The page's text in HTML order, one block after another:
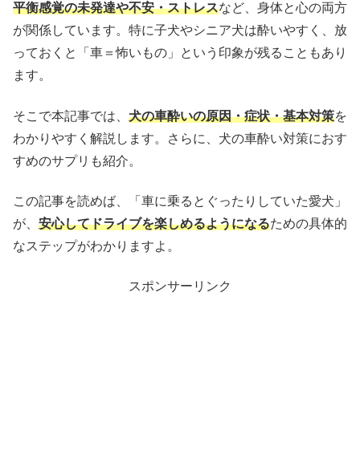
平衡感覚の未発達や不安・ストレスなど、身体と心の両方
が関係しています。特に子犬やシニア犬は酔いやすく、放
っておくと「車＝怖いもの」という印象が残ることもあり
ます。
そこで本記事では、 犬の車酔いの原因・症状・基本対策を
わかりやすく解説します。さらに、犬の車酔い対策におす
すめのサプリも紹介。
この記事を読めば、「車に乗るとぐったりしていた愛犬」
が、 安心してドライブを楽しめるようになるための具体的
なステップがわかりますよ。
スポンサーリンク